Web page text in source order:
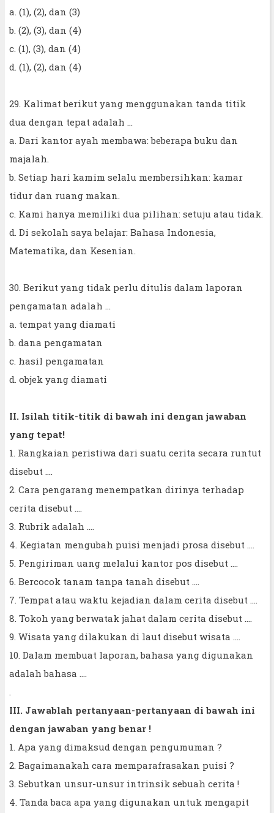
a. (1), (2), dan (3)
b. (2), (3), dan (4)
c. (1), (3), dan (4)
d. (1), (2), dan (4)
29. Kalimat berikut yang menggunakan tanda titik
dua dengan tepat adalah ...
a. Dari kantor ayah membawa: beberapa buku dan
majalah.
b. Setiap hari kamim selalu membersihkan: kamar
tidur dan ruang makan.
c. Kami hanya memiliki dua pilihan: setuju atau tidak.
d. Di sekolah saya belajar: Bahasa Indonesia,
Matematika, dan Kesenian.
30. Berikut yang tidak perlu ditulis dalam laporan
pengamatan adalah ...
a. tempat yang diamati
b. dana pengamatan
c. hasil pengamatan
d. objek yang diamati
II. Isilah titik-titik di bawah ini dengan jawaban
yang tepat!
1. Rangkaian peristiwa dari suatu cerita secara runtut
disebut ....
2. Cara pengarang menempatkan dirinya terhadap
cerita disebut ….
3. Rubrik adalah ....
4. Kegiatan mengubah puisi menjadi prosa disebut ….
5. Pengiriman uang melalui kantor pos disebut ....
6. Bercocok tanam tanpa tanah disebut ....
7. Tempat atau waktu kejadian dalam cerita disebut ....
8. Tokoh yang berwatak jahat dalam cerita disebut ....
9. Wisata yang dilakukan di laut disebut wisata ....
10. Dalam membuat laporan, bahasa yang digunakan
adalah bahasa ....
III. Jawablah pertanyaan-pertanyaan di bawah ini
dengan jawaban yang benar !
1. Apa yang dimaksud dengan pengumuman ?
2. Bagaimanakah cara memparafrasakan puisi ?
3. Sebutkan unsur-unsur intrinsik sebuah cerita !
4. Tanda baca apa yang digunakan untuk mengapit